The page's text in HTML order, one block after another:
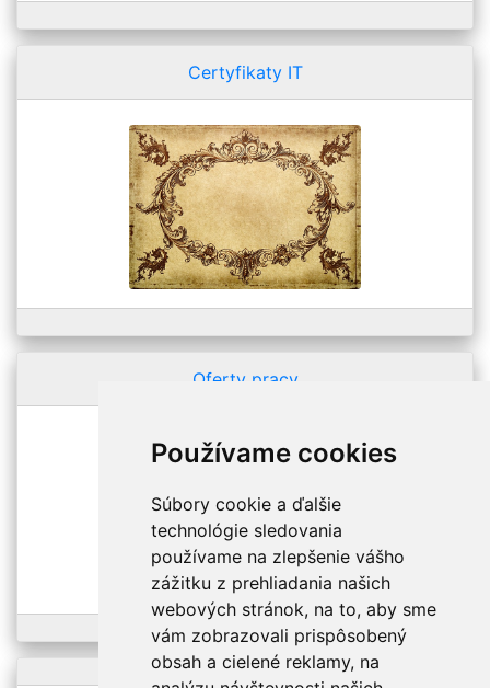
Používame cookies
Súbory cookie a ďalšie
technológie sledovania
používame na zlepšenie vášho
zážitku z prehliadania našich
webových stránok, na to, aby sme
vám zobrazovali prispôsobený
obsah a cielené reklamy, na
Certyfikaty IT
Oferty pracy